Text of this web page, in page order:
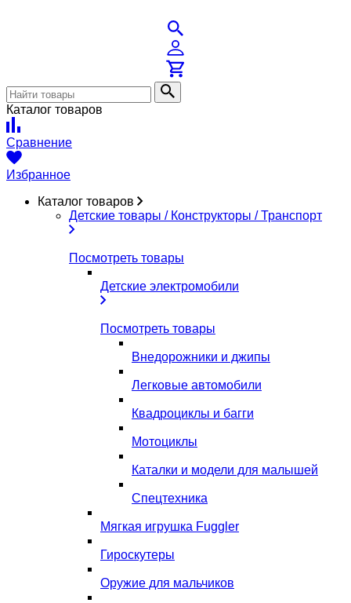
Каталог товаров
Сравнение
Избранное
Каталог товаров
Детские товары / Конструкторы / Транспорт
Посмотреть товары
Детские электромобили
Посмотреть товары
Внедорожники и джипы
Легковые автомобили
Квадроциклы и багги
Мотоциклы
Каталки и модели для малышей
Спецтехника
Мягкая игрушка Fuggler
Гироскутеры
Оружие для мальчиков